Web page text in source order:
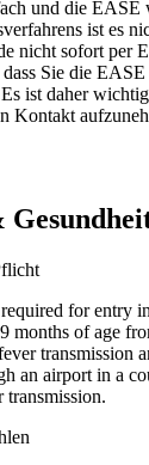
und die EASE
ist es
nicht sofort per
Sie die
ist daher
Kontakt
for entry
months of age
transmission
an airport in a